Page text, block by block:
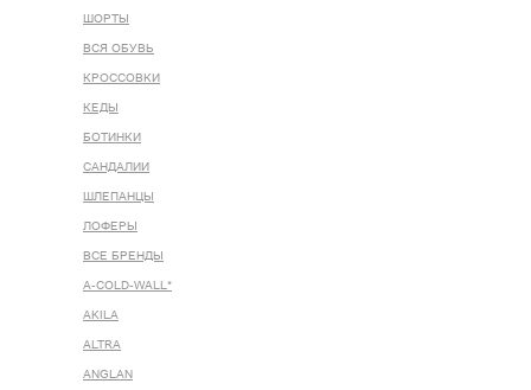
ШОРТЫ
ВСЯ ОБУВЬ
КРОССОВКИ
КЕДЫ
БОТИНКИ
САНДАЛИИ
ШЛЕПАНЦЫ
ЛОФЕРЫ
ВСЕ БРЕНДЫ
A-COLD-WALL*
AKILA
ALTRA
ANGLAN